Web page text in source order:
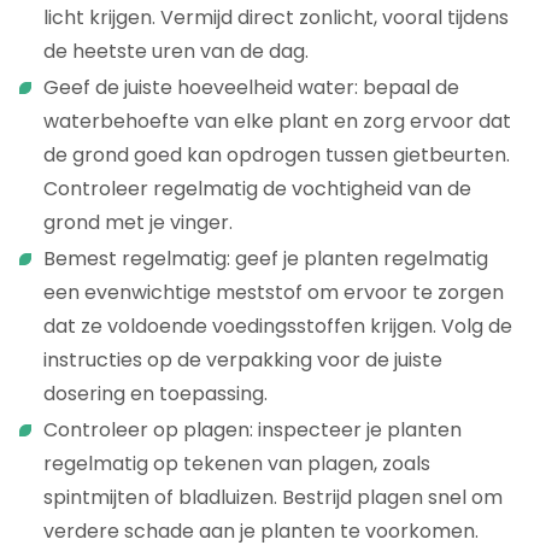
licht krijgen. Vermijd direct zonlicht, vooral tijdens
de heetste uren van de dag.
Geef de juiste hoeveelheid water: bepaal de
waterbehoefte van elke plant en zorg ervoor dat
de grond goed kan opdrogen tussen gietbeurten.
Controleer regelmatig de vochtigheid van de
grond met je vinger.
Bemest regelmatig: geef je planten regelmatig
een evenwichtige meststof om ervoor te zorgen
dat ze voldoende voedingsstoffen krijgen. Volg de
instructies op de verpakking voor de juiste
dosering en toepassing.
Controleer op plagen: inspecteer je planten
regelmatig op tekenen van plagen, zoals
spintmijten of bladluizen. Bestrijd plagen snel om
verdere schade aan je planten te voorkomen.